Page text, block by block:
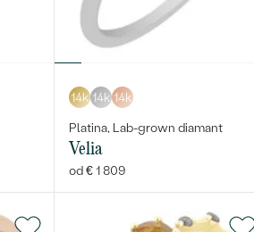
14k 14k 14k
Platina, Lab-grown diamant
Velia
od € 1 809